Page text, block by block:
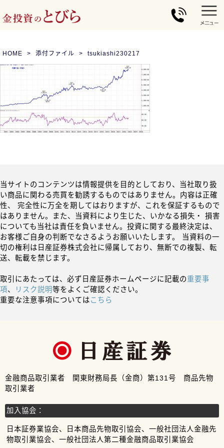
HOME 添付ファイル tsukiashi230217
当サイトのコンテンツは情報提供を目的としており、当社取り扱
い商品に関わる売買を勧誘するものではありません。内容は正確
性、 完全性に万全を期してはおりますが、これを保証するもので
はありません。また、当資料により生じた、いかなる損失・ 損害
についても当社は責任を負いません。投資に関する最終決定は、
お客様ご自身の判断でなさるようお願いいたします。 当資料の一
切の権利は日産証券株式会社に帰属しており、無断での複製、転
送、転載を禁じます。
取引にあたっては、必ず日産証券ホームページに記載の重要事
項、 リスク説明等をよくご確認ください。
重要な注意事項についてはこちら
金融商品取引業者 関東財務局長（金商）第131号 商品先物
取引業者
加入協会：
日本証券業協会、日本商品先物取引協会、一般社団法人金融先
物取引業協会、一般社団法人第二種金融商品取引業協会